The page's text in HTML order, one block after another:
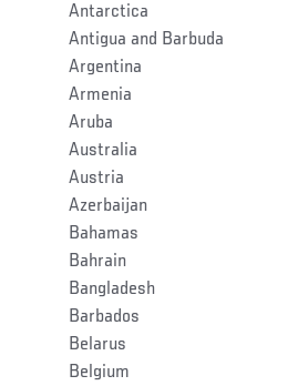
Antarctica
Antigua and Barbuda
Argentina
Armenia
Aruba
Australia
Austria
Azerbaijan
Bahamas
Bahrain
Bangladesh
Barbados
Belarus
Belgium